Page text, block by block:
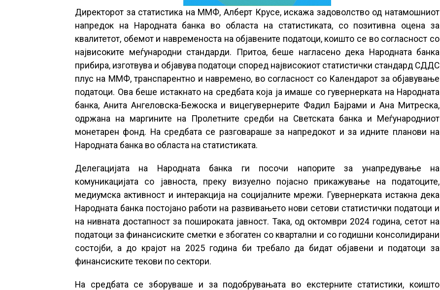
Директорот за статистика на ММФ, Алберт Крусе, искажа задоволство од натамошниот
напредок на Народната банка во областа на статистиката, со позитивна оцена за
квалитетот, обемот и навременоста на објавените податоци, коишто се во согласност со
највисоките меѓународни стандарди. Притоа, беше нагласено дека Народната банка
прибира, изготвува и објавува податоци според највисокиот статистички стандард СДДС
плус на ММФ, транспарентно и навремено, во согласност со Календарот за објавување
податоци. Ова беше истакнато на средбата која ја имаше со гувернерката на Народната
банка, Анита Ангеловска-Бежоска и вицегувернерите Фадил Бајрами и Ана Митреска,
одржана на маргините на Пролетните средби на Светската банка и Меѓународниот
монетарен фонд. На средбата се разговараше за напредокот и за идните планови на
Народната банка во областа на статистиката.
Делегацијата на Народната банка ги посочи напорите за унапредување на
комуникацијата со јавноста, преку визуелно појасно прикажување на податоците,
медиумска активност и интеракција на социјалните мрежи. Гувернерката истакна дека
Народната банка постојано работи на развивањето нови сетови статистички податоци и
на нивната достапност за пошироката јавност. Така, од октомври 2024 година, сетот на
податоци за финансиските сметки е збогатен со квартални и со годишни консолидирани
состојби, а до крајот на 2025 година би требало да бидат објавени и податоци за
финансиските текови по сектори.
На средбата се зборуваше и за подобрувањата во екстерните статистики, коишто